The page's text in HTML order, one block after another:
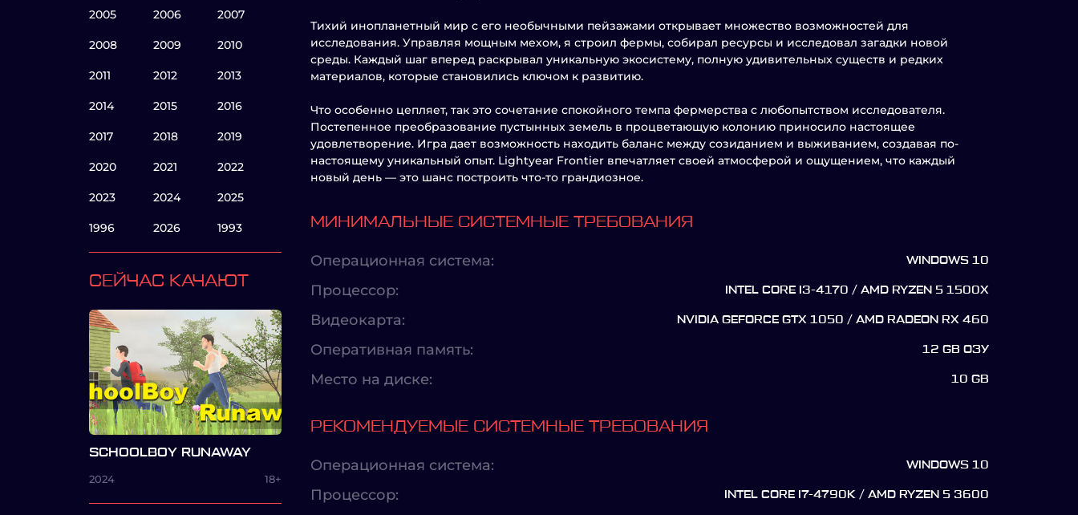
2005 2006 2007
2008 2009 2010
2011 2012 2013
2014 2015 2016
2017 2018 2019
2020 2021 2022
2023 2024 2025
1996 2026 1993
СЕЙЧАС КАЧАЮТ
SCHOOLBOY RUNAWAY
2024 18+
Тихий инопланетный мир с его необычными пейзажами открывает множество возможностей для
исследования. Управляя мощным мехом, я строил фермы, собирал ресурсы и исследовал загадки новой
среды. Каждый шаг вперед раскрывал уникальную экосистему, полную удивительных существ и редких
материалов, которые становились ключом к развитию.
Что особенно цепляет, так это сочетание спокойного темпа фермерства с любопытством исследователя.
Постепенное преобразование пустынных земель в процветающую колонию приносило настоящее
удовлетворение. Игра дает возможность находить баланс между созиданием и выживанием, создавая по-
настоящему уникальный опыт. Lightyear Frontier впечатляет своей атмосферой и ощущением, что каждый
новый день — это шанс построить что-то грандиозное.
МИНИМАЛЬНЫЕ СИСТЕМНЫЕ ТРЕБОВАНИЯ
Операционная система: WINDOWS 10
Процессор: INTEL CORE I3-4170 / AMD RYZEN 5 1500X
Видеокарта: NVIDIA GEFORCE GTX 1050 / AMD RADEON RX 460
Оперативная память: 12 GB ОЗУ
Место на диске: 10 GB
РЕКОМЕНДУЕМЫЕ СИСТЕМНЫЕ ТРЕБОВАНИЯ
Операционная система: WINDOWS 10
Процессор: INTEL CORE I7-4790K / AMD RYZEN 5 3600